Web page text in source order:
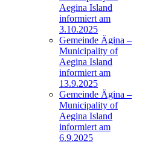
Aegina Island
informiert am
3.10.2025
Gemeinde Ägina –
Municipality of
Aegina Island
informiert am
13.9.2025
Gemeinde Ägina –
Municipality of
Aegina Island
informiert am
6.9.2025